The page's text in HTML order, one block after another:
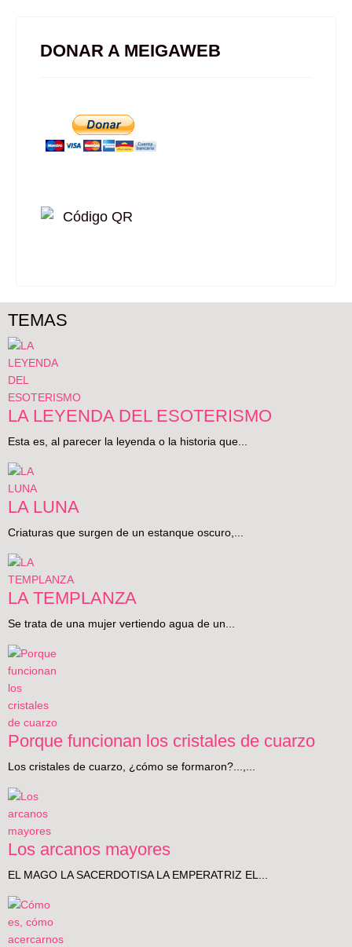
DONAR A MEIGAWEB
TEMAS
LA LEYENDA DEL ESOTERISMO
Esta es, al parecer la leyenda o la historia que...
LA LUNA
Criaturas que surgen de un estanque oscuro,...
LA TEMPLANZA
Se trata de una mujer vertiendo agua de un...
Porque funcionan los cristales de cuarzo
Los cristales de cuarzo, ¿cómo se formaron?...,...
Los arcanos mayores
EL MAGO LA SACERDOTISA LA EMPERATRIZ EL...